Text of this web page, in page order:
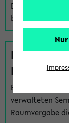
Detailseite zum
betreffenden
Fragen zu
Räumen
Bei Fragen zur
verwalteten
Raumvergabe